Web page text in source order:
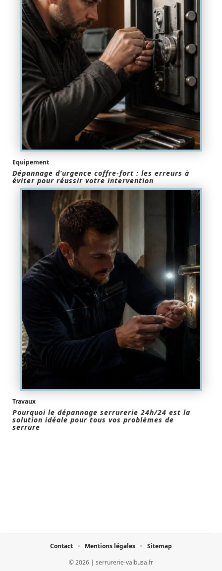
Equipement
Dépannage d’urgence coffre-fort : les erreurs à
éviter pour réussir votre intervention
Travaux
Pourquoi le dépannage serrurerie 24h/24 est la
solution idéale pour tous vos problèmes de
serrure
© 2026 | serrurerie-valbusa.fr
Contact Mentions légales Sitemap